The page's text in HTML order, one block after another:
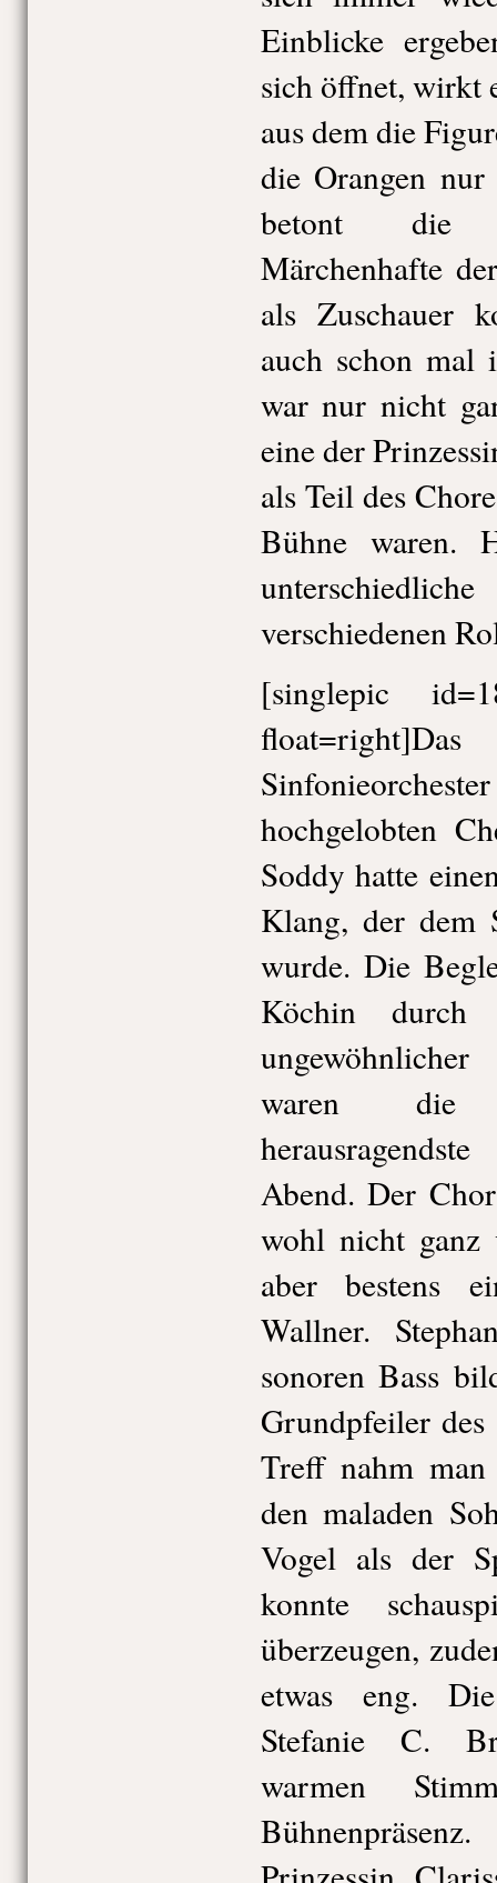
Einblicke
sich öffnet, wirkt
aus dem die
die Orangen
betont die
Märchenhafte
als Zuschauer
auch schon mal
war nur nicht
eine der
als Teil des
Bühne waren.
verschiedenen
[singlepic
hochgelobten
Soddy hatte
Klang, der dem
wurde. Die
Köchin
waren die
Abend. Der
wohl nicht ganz
aber bestens
Wallner.
sonoren Bass
Grundpfeiler
Treff nahm
den maladen
Vogel als der
konnte
überzeugen,
etwas eng.
Stefanie C.
warmen